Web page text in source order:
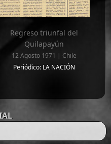
Regreso triunfal del
Quilapayún
12 Agosto 1971 | Chile
Periódico: LA NACIÓN